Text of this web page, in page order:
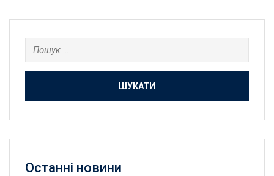
Пошук:
Останнi новини